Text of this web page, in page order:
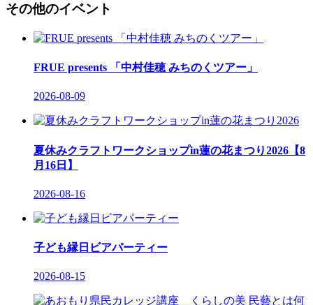
その他のイベント
FRUE presents 「中村佳穂 みちのくツアー」
2026-08-09
夏休みクラフトワークショップin蓮の花まつり2026【8
月16日】
2026-08-16
子ども縁日ビアパーティー
2026-08-15